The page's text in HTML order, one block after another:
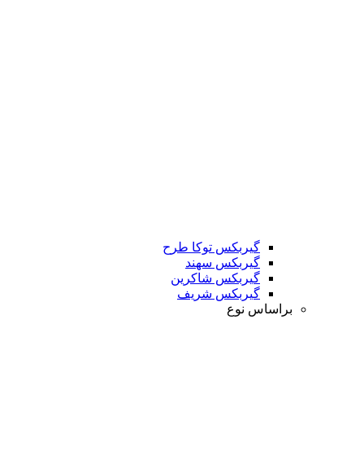
گیربکس توکا طرح
گیربکس سهند
گیربکس شاکرین
گیربکس شریف
براساس نوع